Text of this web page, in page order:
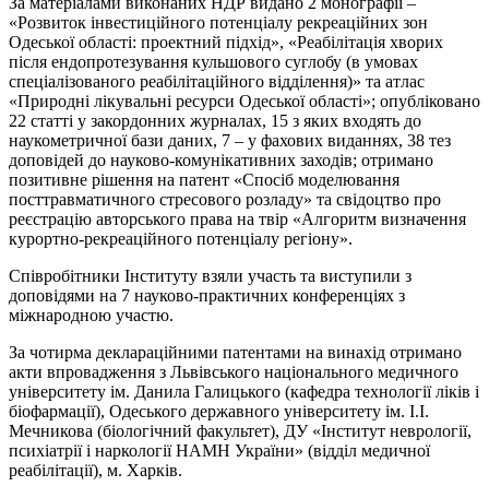
«Розвиток інвестиційного потенціалу рекреаційних зон
Одеської області: проектний підхід», «Реабілітація хворих
після ендопротезування кульшового суглобу (в умовах
спеціалізованого реабілітаційного відділення)» та атлас
«Природні лікувальні ресурси Одеської області»; опубліковано
22 статті у закордонних журналах, 15 з яких входять до
наукометричної бази даних, 7 – у фахових виданнях, 38 тез
доповідей до науково-комунікативних заходів; отримано
позитивне рішення на патент «Спосіб моделювання
посттравматичного стресового розладу» та свідоцтво про
реєстрацію авторського права на твір «Алгоритм визначення
курортно-рекреаційного потенціалу регіону».
Співробітники Інституту взяли участь та виступили з
доповідями на 7 науково-практичних конференціях з
міжнародною участю.
За чотирма деклараційними патентами на винахід отримано
акти впровадження з Львівського національного медичного
університету ім. Данила Галицького (кафедра технології ліків і
біофармації), Одеського державного університету ім. І.І.
Мечникова (біологічний факультет), ДУ «Інститут неврології,
психіатрії і наркології НАМН України» (відділ медичної
реабілітації), м. Харків.